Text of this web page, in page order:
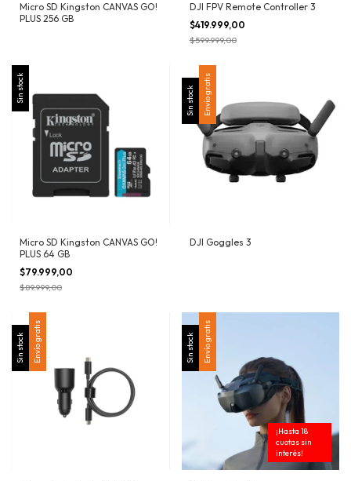
Micro SD Kingston CANVAS GO!
PLUS 256 GB
DJI FPV Remote Controller 3
$419.999,00
$599.999,00
Sin stock
Micro SD Kingston CANVAS GO!
PLUS 64 GB
$79.999,00
$89.999,00
Sin stock Envío gratis
DJI Goggles 3
Sin stock Envío gratis Sin stock Envío gratis
¡Hasta 18
cuotas sin
interés!